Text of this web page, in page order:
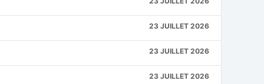
23 JUILLET 2026
23 JUILLET 2026
23 JUILLET 2026